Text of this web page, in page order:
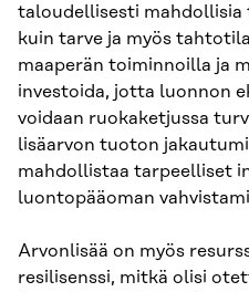
taloudellisesti mahdollisia
kuin tarve ja myös
maaperän toiminnoilla ja
investoida, jotta luonnon
voidaan ruokaketjussa
lisäarvon tuoton
mahdollistaa tarpeelliset
luontopääoman
Arvonlisää on myös
resilisenssi, mitkä olisi